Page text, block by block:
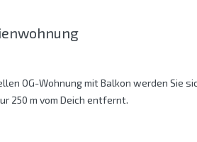
OG-Wohnung mit Balkon werden Sie
250 m vom Deich entfernt.